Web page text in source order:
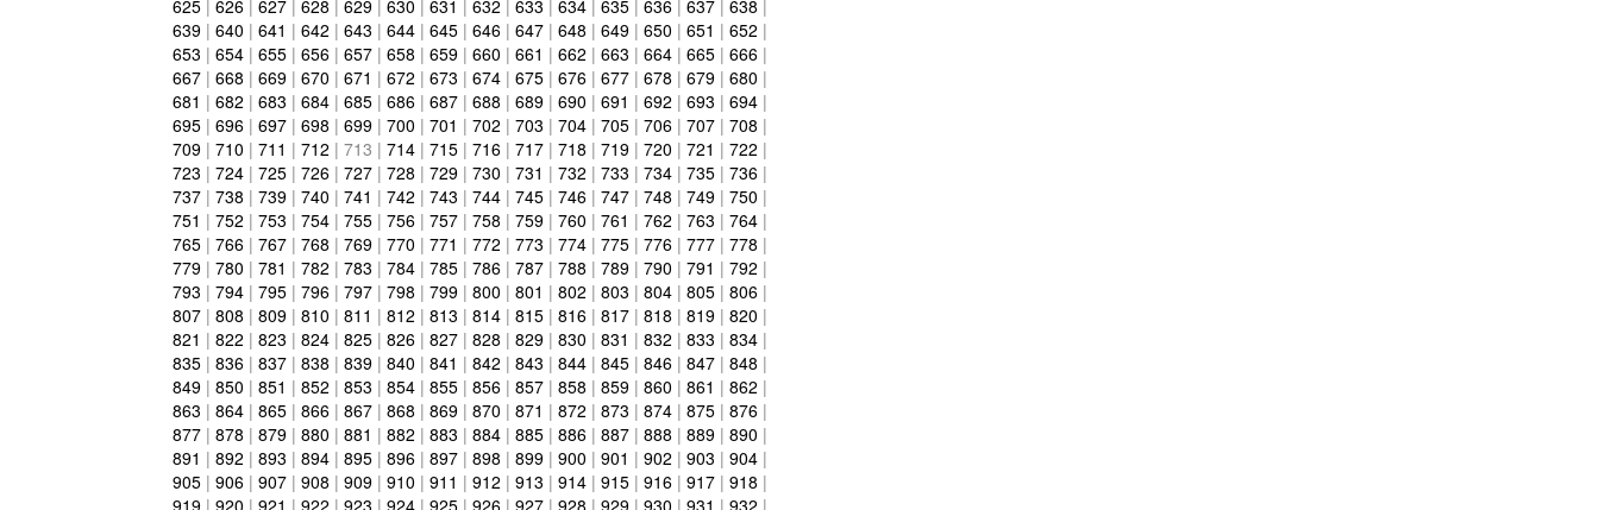
625| 626| 627| 628 | 629| 630 | 631 | 632 | 633 | 634| 635| 636| 637| 638 |
639| 640 | 641 | 642 | 643 | 644| 645| 646| 647| 648 | 649| 650 | 651 | 652 |
653 | 654| 655| 656| 657| 658 | 659| 660 | 661 | 662 | 663 | 664| 665| 666|
667| 668 | 669| 670 | 671 | 672 | 673 | 674| 675| 676| 677| 678 | 679| 680 |
681 | 682 | 683 | 684| 685| 686| 687| 688 | 689| 690 | 691 | 692 | 693 | 694|
695| 696| 697| 698 | 699| 700 | 701 | 702 | 703 | 704| 705| 706| 707| 708 |
709| 710 | 711 | 712 | 713 | 714| 715| 716| 717| 718 | 719| 720 | 721 | 722 |
723 | 724| 725| 726| 727| 728 | 729| 730 | 731 | 732 | 733 | 734| 735| 736|
737| 738 | 739| 740 | 741 | 742 | 743 | 744| 745| 746| 747| 748 | 749| 750 |
751 | 752 | 753 | 754| 755| 756| 757| 758 | 759| 760 | 761 | 762 | 763 | 764|
765| 766| 767| 768 | 769| 770 | 771 | 772 | 773 | 774| 775| 776| 777| 778 |
779| 780 | 781 | 782 | 783 | 784| 785| 786| 787| 788 | 789| 790 | 791 | 792 |
793 | 794| 795| 796| 797| 798 | 799| 800 | 801 | 802 | 803 | 804| 805| 806|
807| 808 | 809| 810 | 811 | 812 | 813 | 814| 815| 816| 817| 818 | 819| 820 |
821 | 822 | 823 | 824| 825| 826| 827| 828 | 829| 830 | 831 | 832 | 833 | 834|
835| 836| 837| 838 | 839| 840 | 841 | 842 | 843 | 844| 845| 846| 847| 848 |
849| 850 | 851 | 852 | 853 | 854| 855| 856| 857| 858 | 859| 860 | 861 | 862 |
863 | 864| 865| 866| 867| 868 | 869| 870 | 871 | 872 | 873 | 874| 875| 876|
877| 878 | 879| 880 | 881 | 882 | 883 | 884| 885| 886| 887| 888 | 889| 890 |
891 | 892 | 893 | 894| 895| 896| 897| 898 | 899| 900 | 901 | 902 | 903 | 904|
905| 906| 907| 908 | 909| 910 | 911 | 912 | 913 | 914| 915| 916| 917| 918 |
919| 920 | 921 | 922 | 923 | 924| 925| 926| 927| 928 | 929| 930 | 931 | 932 |